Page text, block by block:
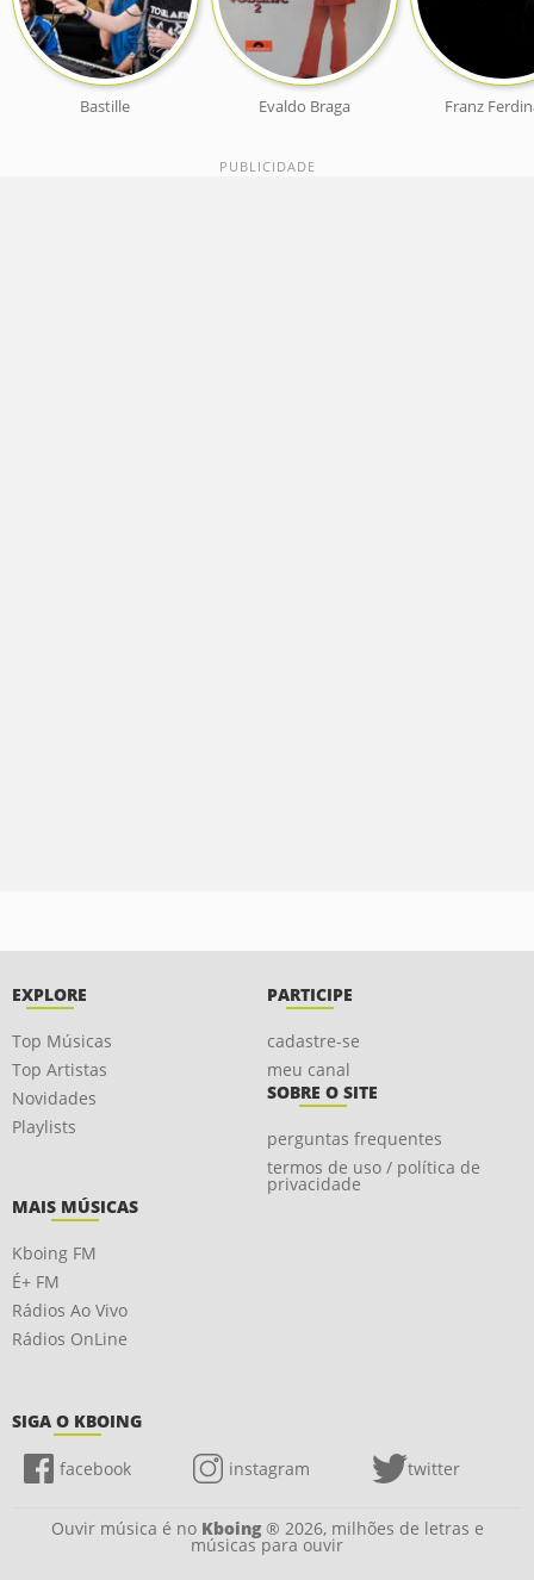
Bastille Evaldo Braga Franz
EXPLORE
Top Músicas
Top Artistas
Novidades
Playlists
PARTICIPE
cadastre-se
meu canal
SOBRE O SITE
perguntas frequentes
termos de uso / política de
privacidade
MAIS MÚSICAS
Kboing FM
É+ FM
Rádios Ao Vivo
Rádios OnLine
SIGA O KBOING
facebook instagram twitter
Ouvir música é no Kboing® 2026, milhões de letras e
músicas para ouvir